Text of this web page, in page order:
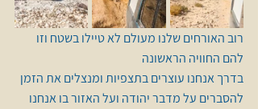
רוב האורחים שלנו מעולם לא טיילו בשטח וזו
להם החוויה הראשונה
בדרך אנחנו עוצרים בתצפיות ומנצלים את הזמן
להסברים על מדבר יהודה ועל האזור בו אנחנו